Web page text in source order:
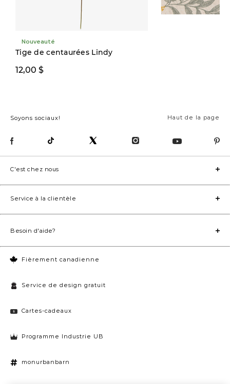
Nouveauté
Tige de centaurées Lindy
12,00 $
Haut de la page
Soyons sociaux!
Fièrement canadienne
Service de design gratuit
Cartes-cadeaux
Programme Industrie UB
monurbanbarn
C'est chez nous
Service à la clientèle
Besoin d'aide?